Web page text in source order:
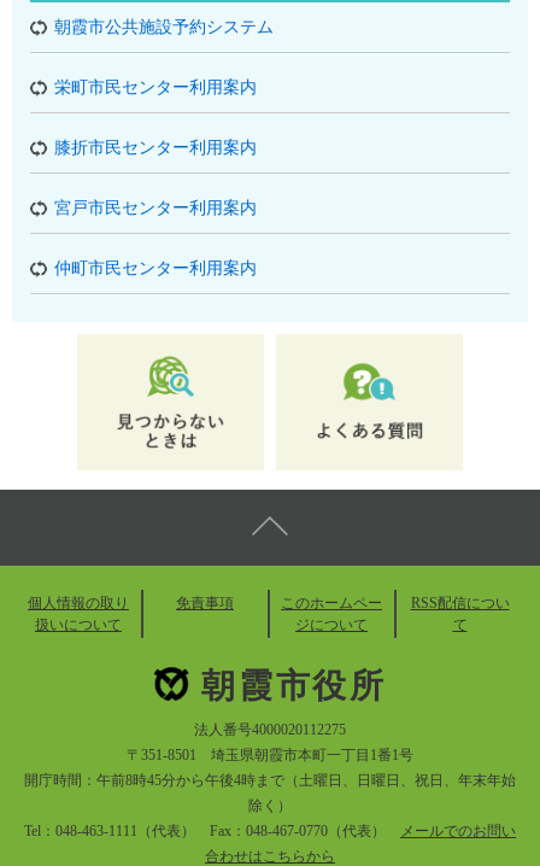
朝霞市公共施設予約システム
栄町市民センター利用案内
膝折市民センター利用案内
宮戸市民センター利用案内
仲町市民センター利用案内
個人情報の取り
扱いについて
免責事項
このホームペー
ジについて
RSS配信につい
て
朝霞市役所
法人番号4000020112275
〒351-8501 埼玉県朝霞市本町一丁目1番1号
開庁時間：午前8時45分から午後4時まで（土曜日、日曜日、祝日、年末年始
除く）
Tel：048-463-1111（代表） Fax：048-467-0770（代表）
メールでのお問い
合わせはこちらから